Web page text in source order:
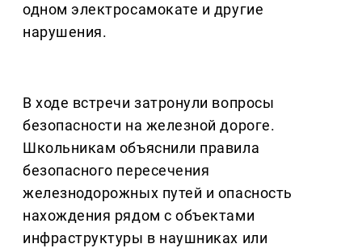
одном электросамокате и другие
нарушения.
В ходе встречи затронули вопросы
безопасности на железной дороге.
Школьникам объяснили правила
безопасного пересечения
железнодорожных путей и опасность
нахождения рядом с объектами
инфраструктуры в наушниках или